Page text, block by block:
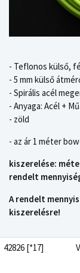
- Teflonos külső,
- 5 mm külső
- Spirális acél
- Anyaga: Acél +
- zöld
- az ár 1 méter
kiszerelése:
rendelt
A rendelt
kiszerelésre!
42826 [*17]